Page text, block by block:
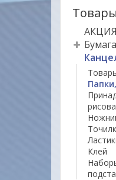
Товары
АКЦИЯ
Клей